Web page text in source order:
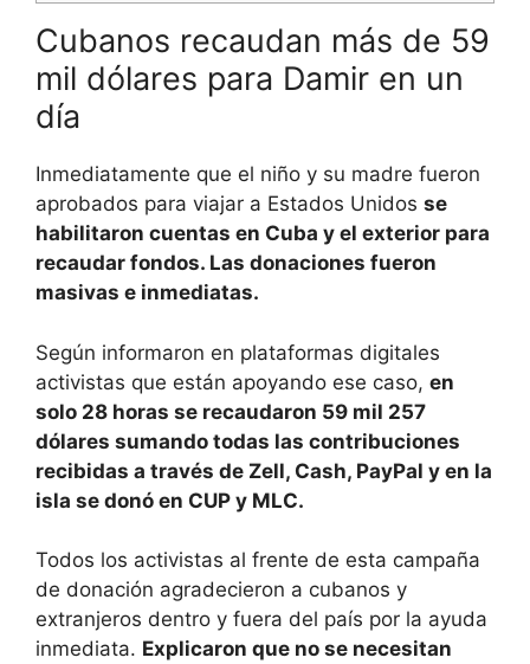
Cubanos recaudan más de 59
mil dólares para Damir en un
día
Inmediatamente que el niño y su madre fueron
aprobados para viajar a Estados Unidos se
habilitaron cuentas en Cuba y el exterior para
recaudar fondos. Las donaciones fueron
masivas e inmediatas.
Según informaron en plataformas digitales
activistas que están apoyando ese caso, en
solo 28 horas se recaudaron 59 mil 257
dólares sumando todas las contribuciones
recibidas a través de Zell, Cash, PayPal y en la
isla se donó en CUP y MLC.
Todos los activistas al frente de esta campaña
de donación agradecieron a cubanos y
extranjeros dentro y fuera del país por la ayuda
inmediata. Explicaron que no se necesitan